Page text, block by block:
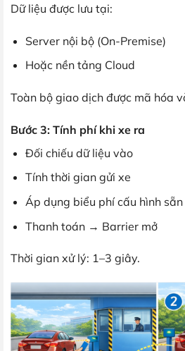
Dữ liệu được lưu tại:
Server nội bộ (On-Premise)
Hoặc nền tảng Cloud
Toàn bộ giao dịch được mã hóa
Bước 3: Tính phí khi xe ra
Đối chiếu dữ liệu vào
Tính thời gian gửi xe
Áp dụng biểu phí cấu hình sẵn
Thanh toán → Barrier mở
Thời gian xử lý: 1–3 giây.